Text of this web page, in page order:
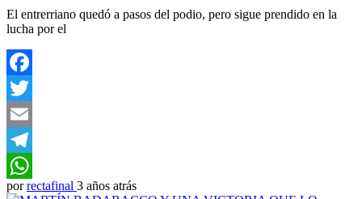
El entrerriano quedó a pasos del podio, pero sigue prendido en la
lucha por el
Facebook
Twitter
Email
Telegram
WhatsApp
por rectafinal 3 años atrás